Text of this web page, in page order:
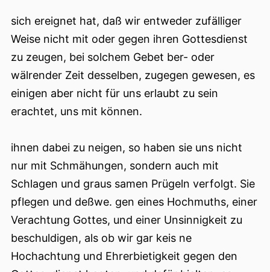
sich ereignet hat, daß wir entweder zufälliger
Weise nicht mit oder gegen ihren Gottesdienst
zu zeugen, bei solchem Gebet ber- oder
wälrender Zeit desselben, zugegen gewesen, es
einigen aber nicht für uns erlaubt zu sein
erachtet, uns mit können.
ihnen dabei zu neigen, so haben sie uns nicht
nur mit Schmähungen, sondern auch mit
Schlagen und graus samen Prügeln verfolgt. Sie
pflegen und deßwe. gen eines Hochmuths, einer
Verachtung Gottes, und einer Unsinnigkeit zu
beschuldigen, als ob wir gar keis ne
Hochachtung und Ehrerbietigkeit gegen den